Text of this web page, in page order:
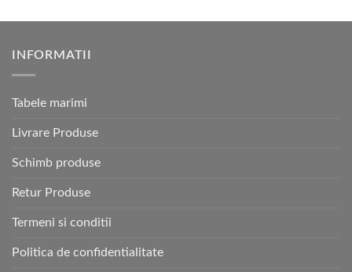
INFORMATII
Tabele marimi
Livrare Produse
Schimb produse
Retur Produse
Termeni si conditii
Politica de confidentialitate